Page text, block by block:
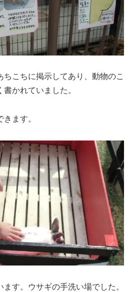
こちに掲示してあり、動物のこ
かれていました。
ます。
す。ウサギの手洗い場でした。